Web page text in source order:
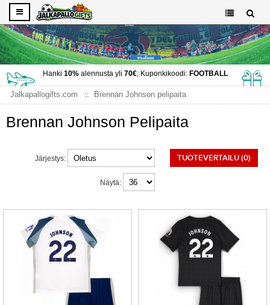
Hanki 10%alennusta yli 70€, Kuponkikoodi: FOOTBALL
Jalkapallogifts.com Brennan Johnson pelipaita
Brennan Johnson Pelipaita
TUOTEVERTAILU (0)
Järjestys:
Näytä: